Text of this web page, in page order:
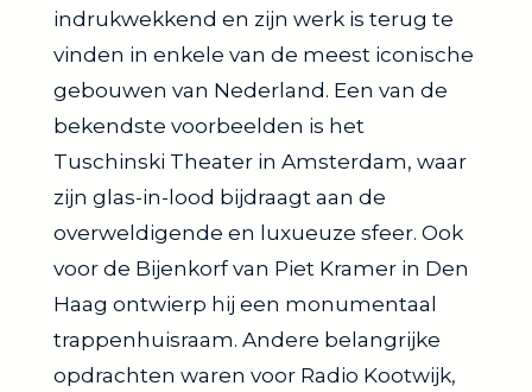
indrukwekkend en zijn werk is terug te
vinden in enkele van de meest iconische
gebouwen van Nederland. Een van de
bekendste voorbeelden is het
Tuschinski Theater in Amsterdam, waar
zijn glas-in-lood bijdraagt aan de
overweldigende en luxueuze sfeer. Ook
voor de Bijenkorf van Piet Kramer in Den
Haag ontwierp hij een monumentaal
trappenhuisraam. Andere belangrijke
opdrachten waren voor Radio Kootwijk,